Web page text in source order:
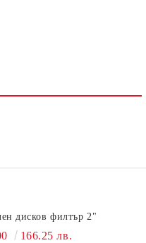
дисков филтър 2"
166.25 лв.